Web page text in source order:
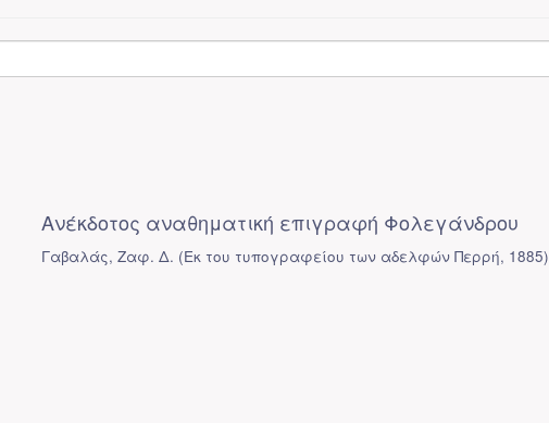
Ανέκδοτος αναθηματική επιγραφή Φολεγάνδρου
Γαβαλάς, Ζαφ. Δ. (Εκ του τυπογραφείου των αδελφών Περρή, 1885)